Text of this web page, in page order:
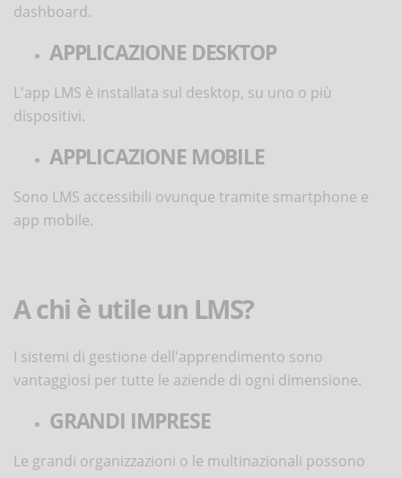
dashboard.
APPLICAZIONE DESKTOP
L'app LMS è installata sul desktop, su uno o più
dispositivi.
APPLICAZIONE MOBILE
Sono LMS accessibili ovunque tramite smartphone e
app mobile.
A chi è utile un LMS?
I sistemi di gestione dell'apprendimento sono
vantaggiosi per tutte le aziende di ogni dimensione.
GRANDI IMPRESE
Le grandi organizzazioni o le multinazionali possono